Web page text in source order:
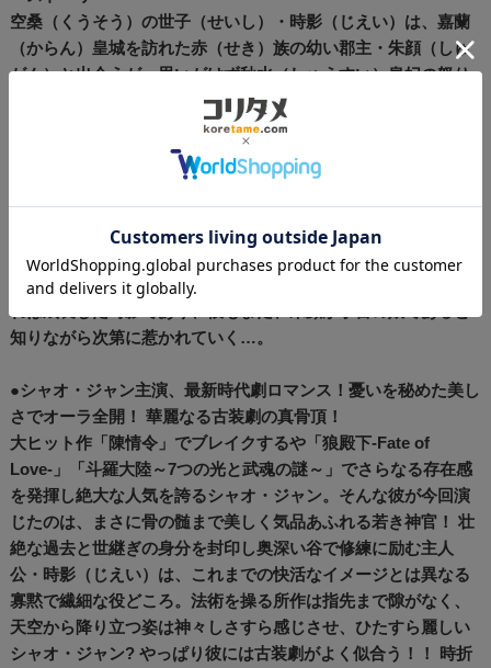
空桑（くうそう）の世子（せいし）・時影（じえい）は、嘉蘭
（からん）皇城を訪れた赤（せき）族の幼い郡主・朱顔（しゅ
がん）と出会うが、思いがけず秋水（しゅうすい）皇妃の怒り
を買い、窮地に追い込まれる。皇妃殺しの罪を着せられた時影
を救うため、母親である皇后・白嫣（はくえん）は九嶷（きゅ
うぎ）山の大司命（だいしめい）・時鈺（じぎょく）に助けを
求める。大司命は法術を使って時影の死を装い彼を救い出す
が、「成人するまでに世子の死を悼んだ者と出会えば、その者
に殺される」と予言。同じ頃、朱顔は世子の死を悲しみ、彼の
ために祈りを捧げていた。数年後、九嶷山を訪れた朱顔は禁断
の地に足を踏み入れ、そこで出会った神官に心を奪われる。そ
れは成長した時影であり、彼もまた、朱顔が予言の娘であると
知りながら次第に惹かれていく…。
●シャオ・ジャン主演、最新時代劇ロマンス！憂いを秘めた美し
さでオーラ全開！ 華麗なる古装劇の真骨頂！
大ヒット作「陳情令」でブレイクするや「狼殿下-Fate of
Love-」「斗羅大陸～7つの光と武魂の謎～」でさらなる存在感
を発揮し絶大な人気を誇るシャオ・ジャン。そんな彼が今回演
じたのは、まさに骨の髄まで美しく気品あふれる若き神官！ 壮
絶な過去と世継ぎの身分を封印し奥深い谷で修練に励む主人
公・時影（じえい）は、これまでの快活なイメージとは異なる
寡黙で繊細な役どころ。法術を操る所作は指先まで隙がなく、
天空から降り立つ姿は神々しさすら感じさせ、ひたすら麗しい
シャオ・ジャン? やっぱり彼には古装劇がよく似合う！！ 時折